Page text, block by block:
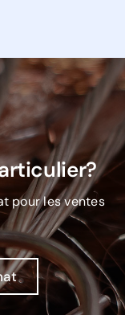
pour les ventes